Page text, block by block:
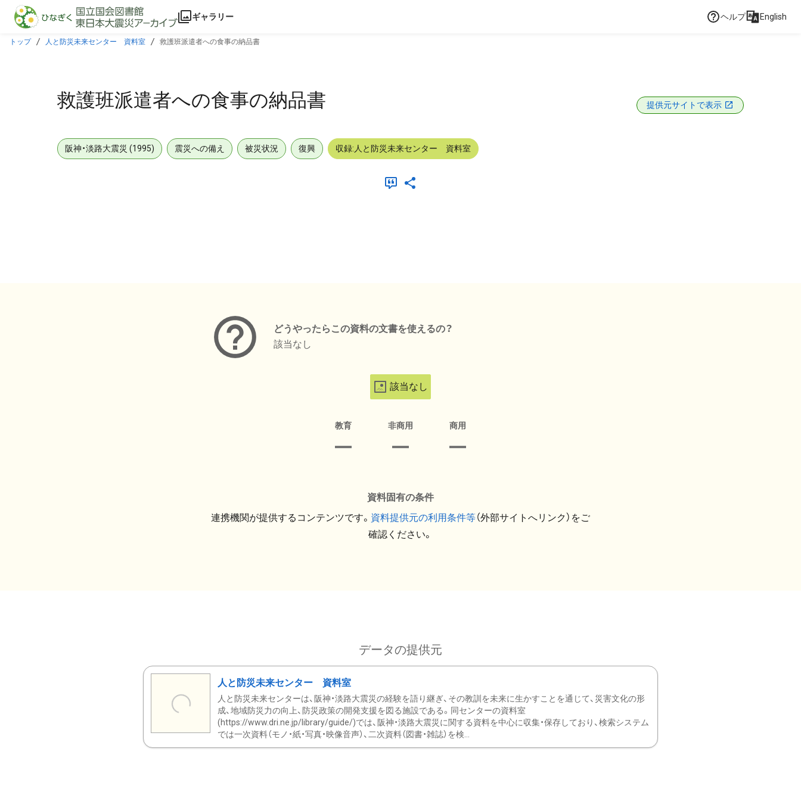
本文に飛ぶ
ギャラリー ヘルプ English
トップ 人と防災未来センター 資料室 救護班派遣者への食事の納品書
救護班派遣者への食事の納品書 提供元サイトで表示
阪神・淡路大震災 (1995) 震災への備え 被災状況 復興 収録:人と防災未来センター 資料室
どうやったらこの資料の文書を使えるの？
該当なし
該当なし
教育 非商用 商用
資料固有の条件
連携機関が提供するコンテンツです。 資料提供元の利用条件等（外部サイトへリンク）をご
確認ください。
データの提供元
人と防災未来センター 資料室
人と防災未来センターは、阪神・淡路大震災の経験を語り継ぎ、その教訓を未来に生かすことを通じて、災害文化の形
成、地域防災力の向上、防災政策の開発支援を図る施設である。同センターの資料室
(https://www.dri.ne.jp/library/guide/)では、阪神・淡路大震災に関する資料を中心に収集・保存しており、検索システム
では一次資料（モノ・紙・写真・映像音声）、二次資料（図書・雑誌）を検...